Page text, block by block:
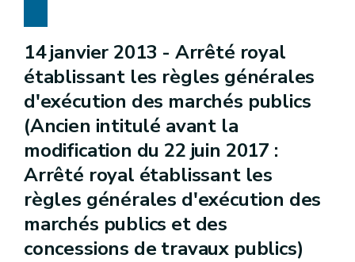
14 janvier 2013 - Arrêté royal
établissant les règles générales
d'exécution des marchés publics
(Ancien intitulé avant la
modification du 22 juin 2017 :
Arrêté royal établissant les
règles générales d'exécution des
marchés publics et des
concessions de travaux publics)